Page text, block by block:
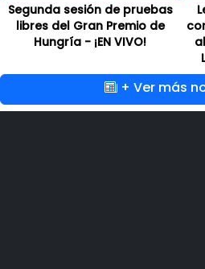
Segunda sesión de pruebas
libres del Gran Premio de
Hungría - ¡EN VIVO!
+ Ver más